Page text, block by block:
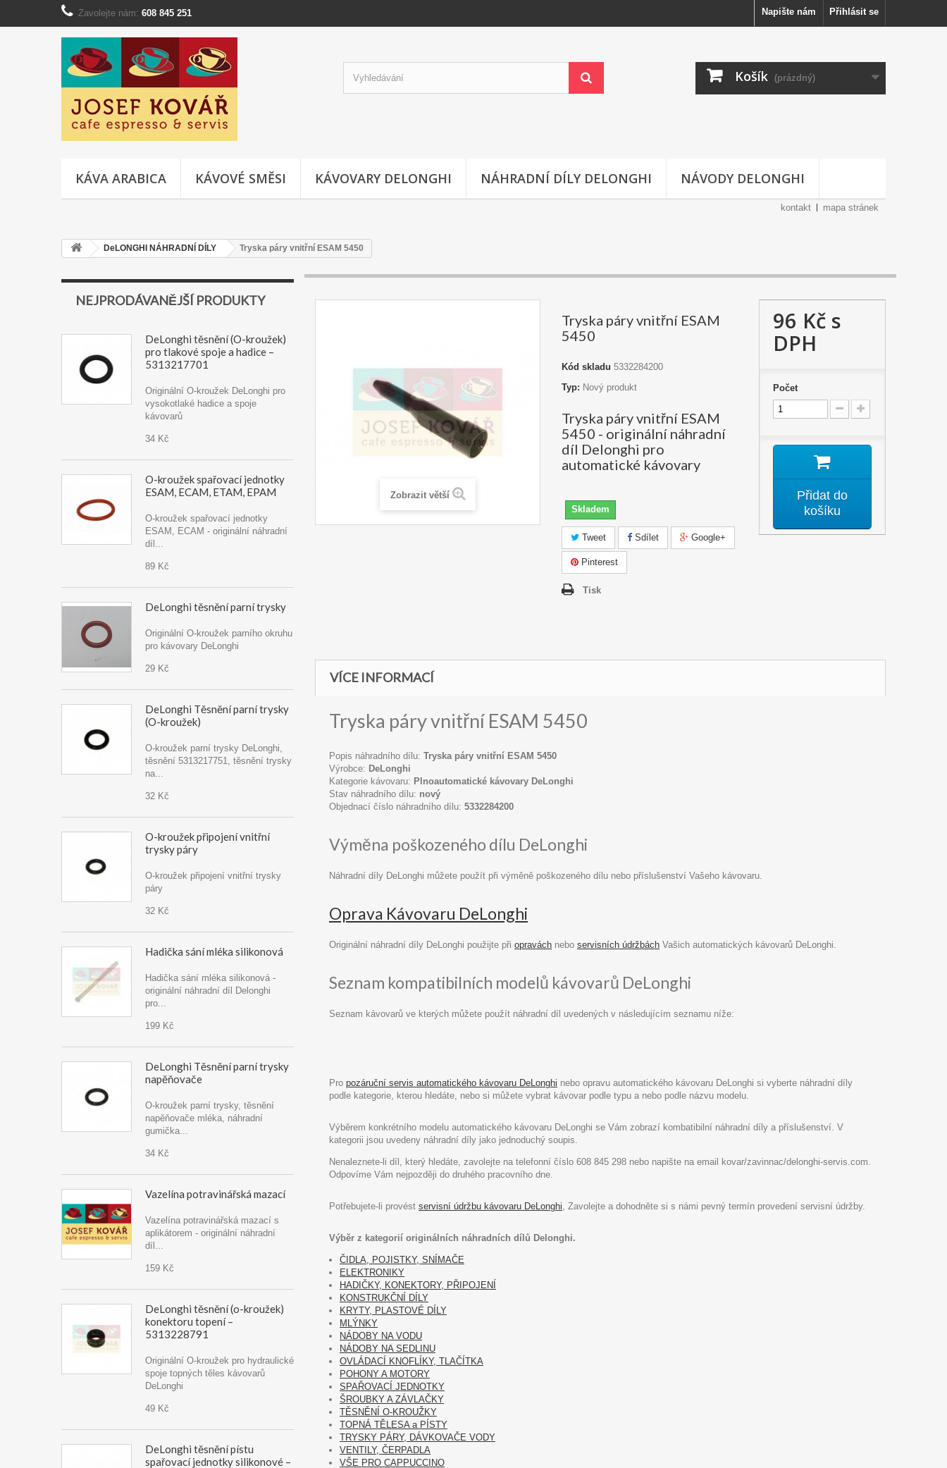
Přihlásit se
Napište nám
Zavolejte nám: 608 845 251
Košík (prázdný)
KÁVA ARABICA KÁVOVÉ SMĚSI KÁVOVARY DELONGHI NÁHRADNÍ DÍLY DELONGHI NÁVODY DELONGHI
kontakt mapa stránek
DeLONGHI NÁHRADNÍ DÍLY Tryska páry vnitřní ESAM 5450
NEJPRODÁVANĚJŠÍ PRODUKTY
DeLonghi těsnění (O-kroužek)
pro tlakové spoje a hadice –
5313217701
Originální O-kroužek DeLonghi pro
vysokotlaké hadice a spoje
kávovarů
34 Kč
O-kroužek spařovací jednotky
ESAM, ECAM, ETAM, EPAM
O-kroužek spařovací jednotky
ESAM, ECAM - originální náhradní
díl...
89 Kč
DeLonghi těsnění parní trysky
Originální O-kroužek parního okruhu
pro kávovary DeLonghi
29 Kč
DeLonghi Těsnění parní trysky
(O-kroužek)
O-kroužek parní trysky DeLonghi,
těsnění 5313217751, těsnění trysky
na...
32 Kč
O-kroužek připojení vnitřní
trysky páry
O-kroužek připojení vnitřní trysky
páry
32 Kč
Hadička sání mléka silikonová
Hadička sání mléka silikonová -
originální náhradní díl Delonghi
pro...
199 Kč
DeLonghi Těsnění parní trysky
napěňovače
O-kroužek parní trysky, těsnění
napěňovače mléka, náhradní
gumička...
34 Kč
Vazelína potravinářská mazací
Vazelína potravinářská mazací s
aplikátorem - originální náhradní
díl...
159 Kč
DeLonghi těsnění (o-kroužek)
konektoru topení –
5313228791
Originální O-kroužek pro hydraulické
spoje topných těles kávovarů
DeLonghi
49 Kč
DeLonghi těsnění pístu
spařovací jednotky silikonové –
Zobrazit větší
Tryska páry vnitřní ESAM
5450
Kód skladu 5332284200
Typ: Nový produkt
Tryska páry vnitřní ESAM
5450 - originální náhradní
díl Delonghi pro
automatické kávovary
Skladem
Tweet Sdílet Google+
Pinterest
Tisk
96 Kčs
DPH
Počet
Přidat do
košíku
VÍCE INFORMACÍ
Tryska páry vnitřní ESAM 5450
Popis náhradního dílu: Tryska páry vnitřní ESAM 5450
Výrobce: DeLonghi
Kategorie kávovaru: Plnoautomatické kávovary DeLonghi
Stav náhradního dílu: nový
Objednací číslo náhradního dílu: 5332284200
Výměna poškozeného dílu DeLonghi
Náhradní díly DeLonghi můžete použít při výměně poškozeného dílu nebo příslušenství Vašeho kávovaru.
Oprava Kávovaru DeLonghi
Originální náhradní díly DeLonghi použijte při opravách nebo servisních údržbách Vašich automatických kávovarů DeLonghi.
Seznam kompatibilních modelů kávovarů DeLonghi
Seznam kávovarů ve kterých můžete použít náhradní díl uvedených v následujícím seznamu níže:
Pro pozáruční servis automatického kávovaru DeLonghi nebo opravu automatického kávovaru DeLonghi si vyberte náhradní díly
podle kategorie, kterou hledáte, nebo si můžete vybrat kávovar podle typu a nebo podle názvu modelu.
Výběrem konkrétního modelu automatického kávovaru DeLonghi se Vám zobrazí kombatibilní náhradní díly a příslušenství. V
kategorii jsou uvedeny náhradní díly jako jednoduchý soupis.
Nenaleznete-li díl, který hledáte, zavolejte na telefonní číslo 608 845 298 nebo napište na email kovar/zavinnac/delonghi-servis.com.
Odpovíme Vám nejpozději do druhého pracovního dne.
Potřebujete-li provést servisní údržbu kávovaru DeLonghi, Zavolejte a dohodněte si s námi pevný termín provedení servisní údržby.
Výběr z kategorií originálních náhradních dílů Delonghi.
ČIDLA, POJISTKY, SNÍMAČE
ELEKTRONIKY
HADIČKY, KONEKTORY, PŘIPOJENÍ
KONSTRUKČNÍ DÍLY
KRYTY, PLASTOVÉ DÍLY
MLÝNKY
NÁDOBY NA VODU
NÁDOBY NA SEDLINU
OVLÁDACÍ KNOFLÍKY, TLAČÍTKA
POHONY A MOTORY
SPAŘOVACÍ JEDNOTKY
ŠROUBKY A ZÁVLAČKY
TĚSNĚNÍ O-KROUŽKY
TOPNÁ TĚLESA a PÍSTY
TRYSKY PÁRY, DÁVKOVAČE VODY
VENTILY, ČERPADLA
VŠE PRO CAPPUCCINO